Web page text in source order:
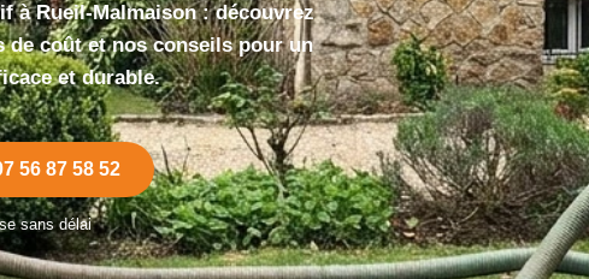
à Rueil-Malmaison : découvrez
coût et nos conseils pour un
et durable.
56 87 58 52
sans délai